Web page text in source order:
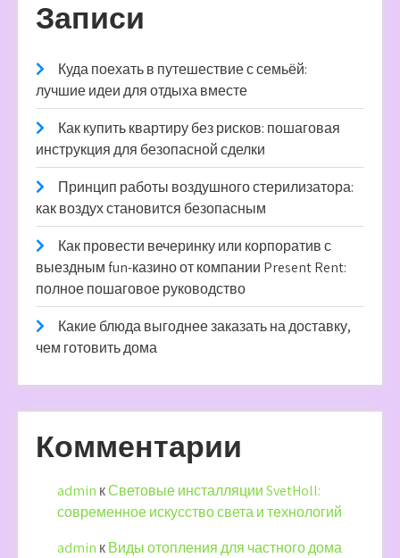
Записи
Куда поехать в путешествие с семьёй:
лучшие идеи для отдыха вместе
Как купить квартиру без рисков: пошаговая
инструкция для безопасной сделки
Принцип работы воздушного стерилизатора:
как воздух становится безопасным
Как провести вечеринку или корпоратив с
выездным fun-казино от компании Present Rent:
полное пошаговое руководство
Какие блюда выгоднее заказать на доставку,
чем готовить дома
Комментарии
admin кСветовые инсталляции SvetHoll:
современное искусство света и технологий
admin кВиды отопления для частного дома